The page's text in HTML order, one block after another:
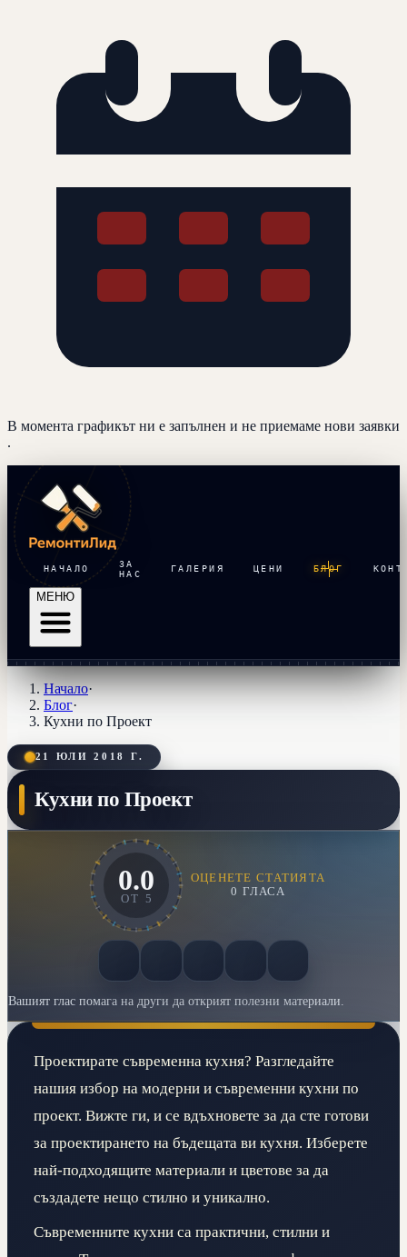
В момента графикът ни е запълнен и не приемаме нови заявки
.
НАЧАЛО
ЗА
НАС
ГАЛЕРИЯ ЦЕНИ БЛОГ
МЕНЮ
Начало·
Блог·
Кухни по Проект
21 ЮЛИ 2018 Г.
Кухни по Проект
0.0
ОТ 5
ОЦЕНЕТЕ СТАТИЯТА
0 ГЛАСА
Вашият глас помага на други да открият полезни материали.
Проектирате съвременна кухня? Разгледайте
нашия избор на модерни и съвременни кухни по
проект. Вижте ги, и се вдъхновете за да сте готови
за проектирането на бъдещата ви кухня. Изберете
най-подходящите материали и цветове за да
създадете нещо стилно и уникално.
Съвременните кухни са практични, стилни и